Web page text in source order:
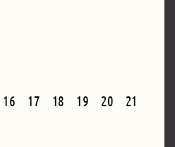
16 17 18 19 20
21